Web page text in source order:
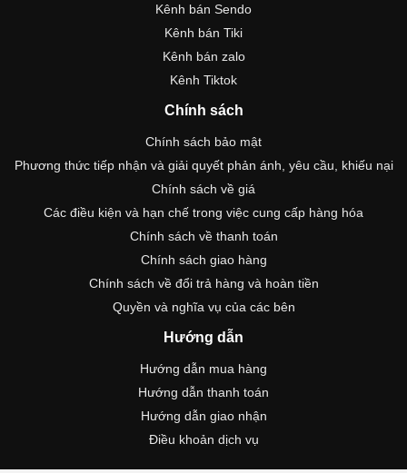
Kênh bán Sendo
Kênh bán Tiki
Kênh bán zalo
Kênh Tiktok
Chính sách
Chính sách bảo mật
Phương thức tiếp nhận và giải quyết phản ánh, yêu cầu, khiếu nại
Chính sách về giá
Các điều kiện và hạn chế trong việc cung cấp hàng hóa
Chính sách về thanh toán
Chính sách giao hàng
Chính sách về đổi trả hàng và hoàn tiền
Quyền và nghĩa vụ của các bên
Hướng dẫn
Hướng dẫn mua hàng
Hướng dẫn thanh toán
Hướng dẫn giao nhận
Điều khoản dịch vụ